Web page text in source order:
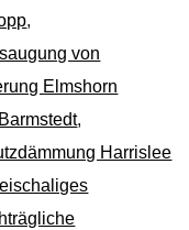
,
von
Elmshorn
,
Harrislee